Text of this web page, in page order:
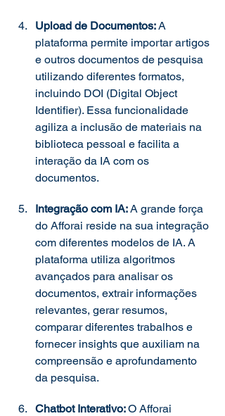
Upload de Documentos: A
plataforma permite importar artigos
e outros documentos de pesquisa
utilizando diferentes formatos,
incluindo DOI (Digital Object
Identifier). Essa funcionalidade
agiliza a inclusão de materiais na
biblioteca pessoal e facilita a
interação da IA com os
documentos.
Integração com IA: A grande força
do Afforai reside na sua integração
com diferentes modelos de IA. A
plataforma utiliza algoritmos
avançados para analisar os
documentos, extrair informações
relevantes, gerar resumos,
comparar diferentes trabalhos e
fornecer insights que auxiliam na
compreensão e aprofundamento
da pesquisa.
Chatbot Interativo: O Afforai